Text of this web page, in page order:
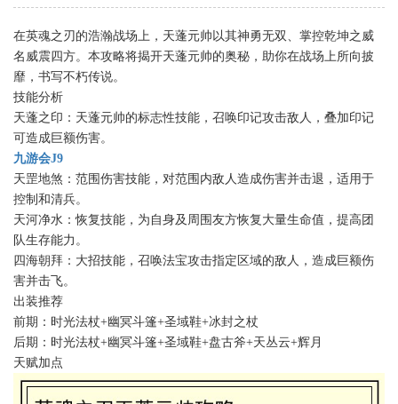
在英魂之刃的浩瀚战场上，天蓬元帅以其神勇无双、掌控乾坤之威
名威震四方。本攻略将揭开天蓬元帅的奥秘，助你在战场上所向披
靡，书写不朽传说。
技能分析
天蓬之印：天蓬元帅的标志性技能，召唤印记攻击敌人，叠加印记
可造成巨额伤害。
九游会J9
天罡地煞：范围伤害技能，对范围内敌人造成伤害并击退，适用于
控制和清兵。
天河净水：恢复技能，为自身及周围友方恢复大量生命值，提高团
队生存能力。
四海朝拜：大招技能，召唤法宝攻击指定区域的敌人，造成巨额伤
害并击飞。
出装推荐
前期：时光法杖+幽冥斗篷+圣域鞋+冰封之杖
后期：时光法杖+幽冥斗篷+圣域鞋+盘古斧+天丛云+辉月
天赋加点